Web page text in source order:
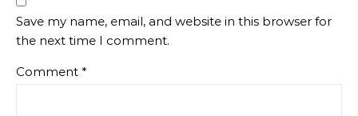
Save my name, email, and website in this browser for
the next time I comment.
Comment *